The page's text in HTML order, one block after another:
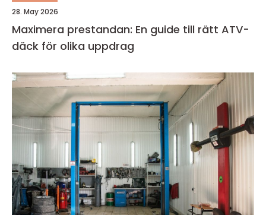
28. May 2026
Maximera prestandan: En guide till rätt ATV-
däck för olika uppdrag